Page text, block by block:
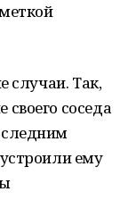
случаи. Так,
соседа
ему